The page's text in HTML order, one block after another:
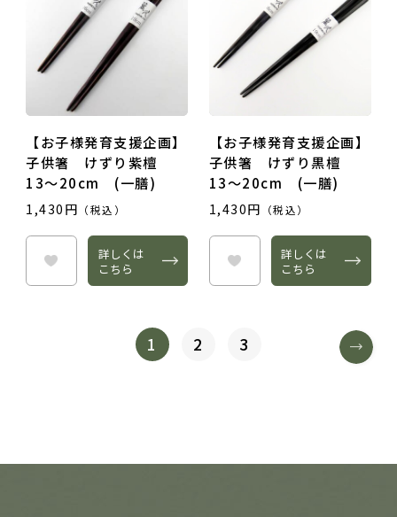
【お子様発育支援企画】
子供箸 けずり紫檀
13～20cm (一膳)
1,430円 （税込）
詳しくは
こちら
【お子様発育支援企画】
子供箸 けずり黒檀
13～20cm (一膳)
1,430円 （税込）
詳しくは
こちら
1 2 3